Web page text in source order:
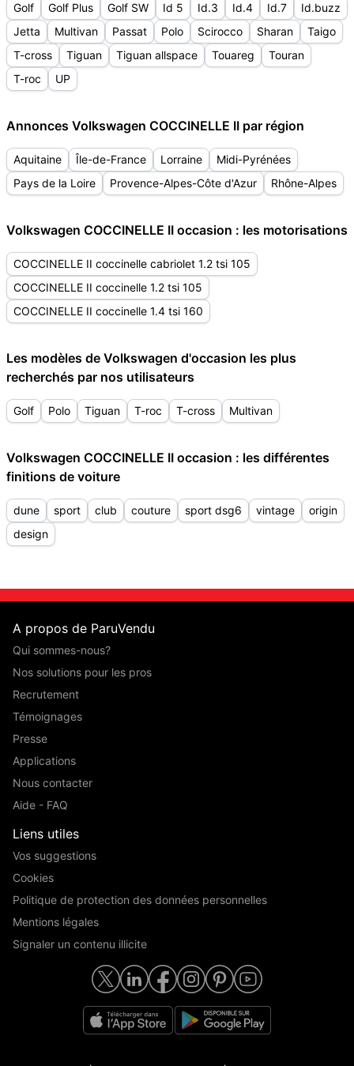
Golf
Golf Plus Golf SW Id 5 Id.3 Id.4 Id.7
Id.buzz
Jetta
Multivan Passat Polo Scirocco Sharan
Taigo
T-cross
Tiguan Tiguan allspace Touareg
Touran
T-roc
UP
Annonces Volkswagen COCCINELLE II par région
Aquitaine Île-de-France Lorraine
Midi-Pyrénées
Pays de la Loire
Provence-Alpes-Côte d'Azur Rhône-Alpes
Volkswagen COCCINELLE II occasion : les motorisations
COCCINELLE II coccinelle cabriolet 1.2 tsi 105
COCCINELLE II coccinelle 1.2 tsi 105
COCCINELLE II coccinelle 1.4 tsi 160
Les modèles de Volkswagen d'occasion les plus
recherchés par nos utilisateurs
Golf Polo Tiguan T-roc T-cross Multivan
Volkswagen COCCINELLE II occasion : les différentes
finitions de voiture
dune sport club couture sport dsg6 vintage
origin
design
A propos de ParuVendu
Qui sommes-nous?
Nos solutions pour les pros
Recrutement
Témoignages
Presse
Applications
Nous contacter
Aide - FAQ
Liens utiles
Vos suggestions
Cookies
Politique de protection des données personnelles
Mentions légales
Signaler un contenu illicite